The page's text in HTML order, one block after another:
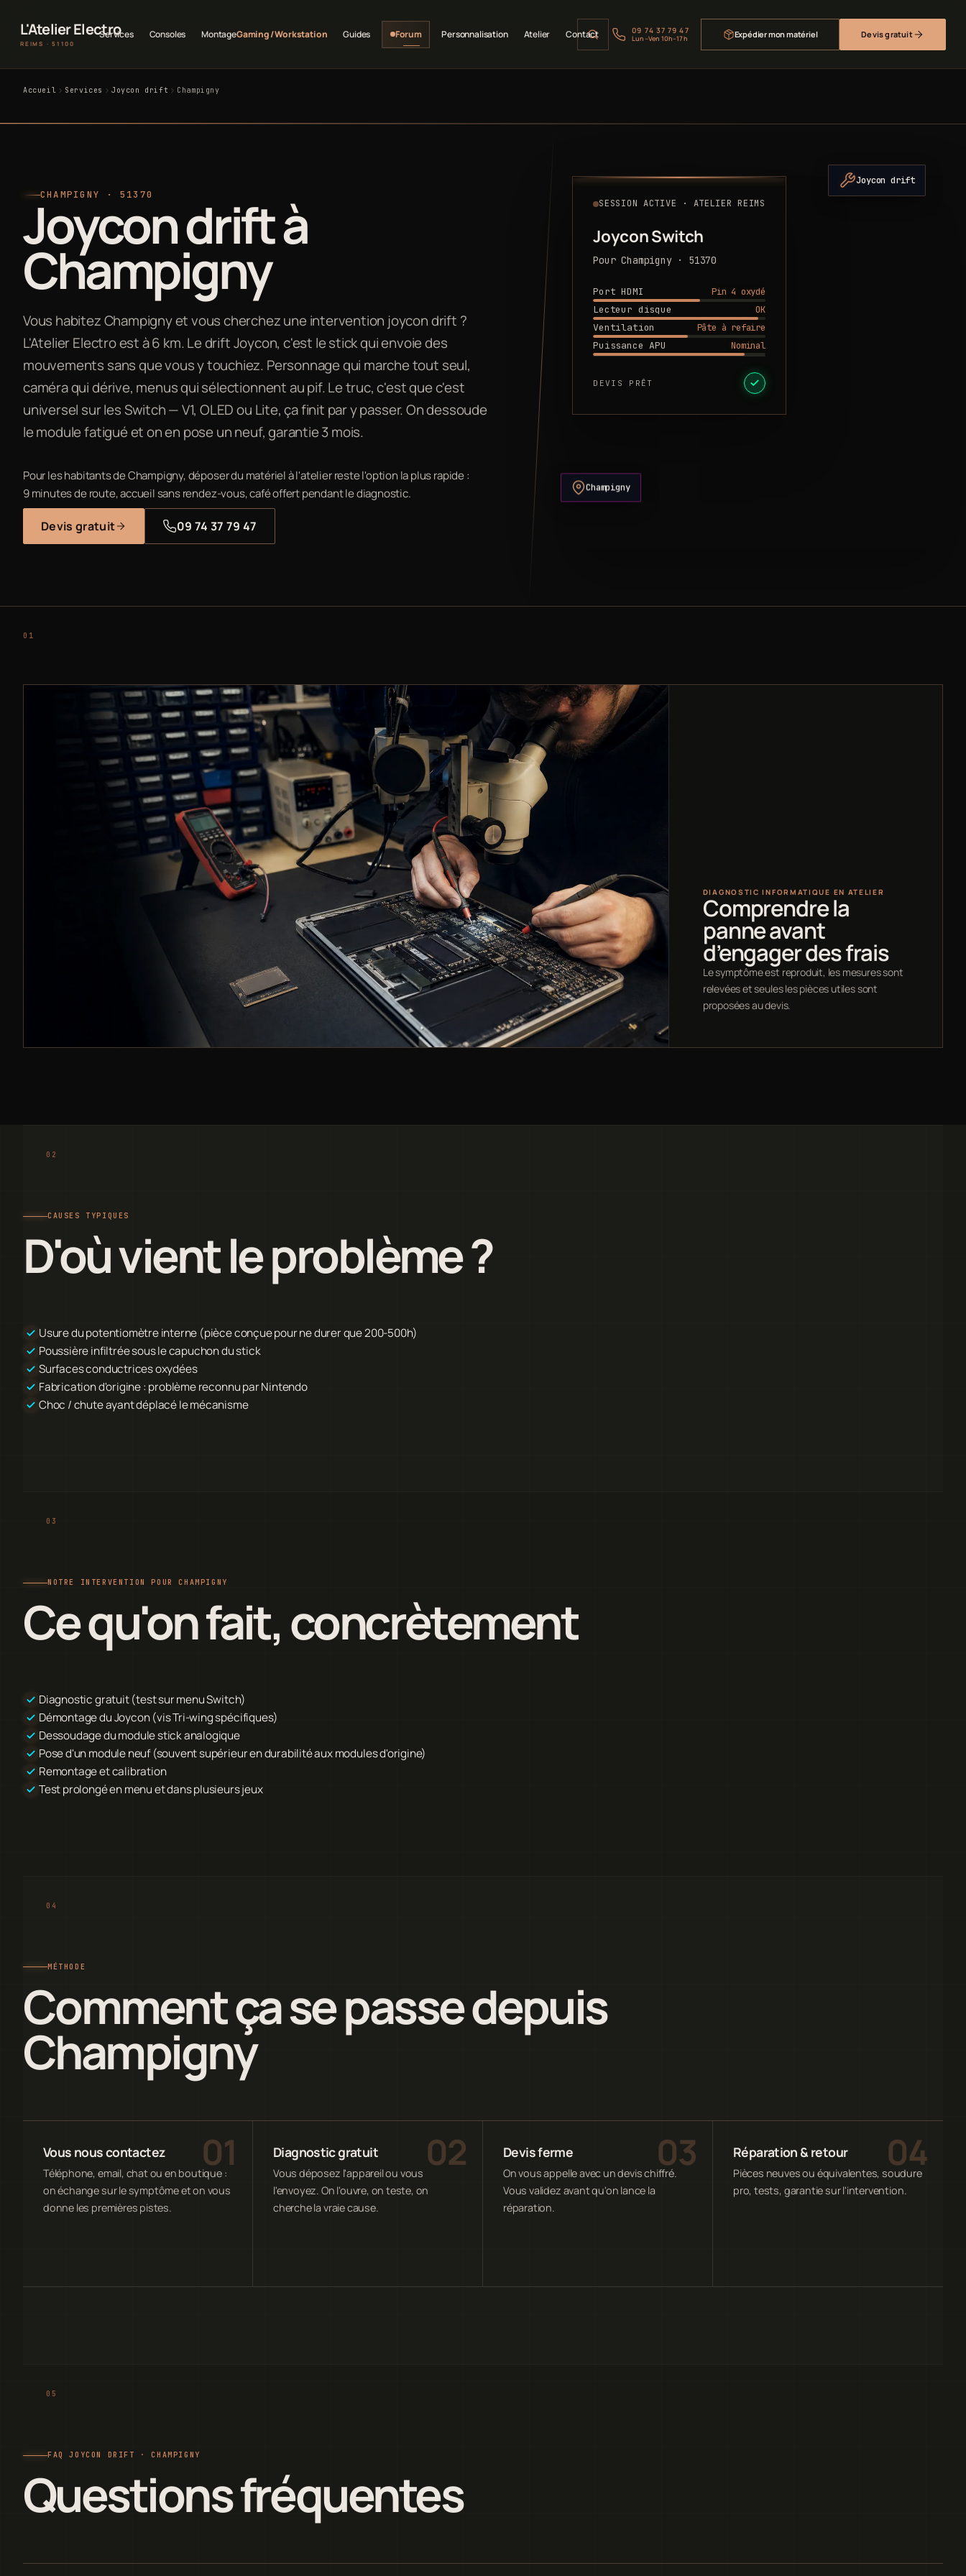
L'Atelier Electro
REIMS · 51100
Services Consoles MontageGaming / Workstation Guides Forum Personnalisation Atelier Contact 09 74 37 79 47
Lun–Ven 10h–17h Expédier mon matériel Devis gratuit
Accueil Services Joycon drift Champigny
CHAMPIGNY · 51370
Joycon drift à
Champigny
Vous habitez Champigny et vous cherchez une intervention joycon drift ?
L'Atelier Electro est à 6 km. Le drift Joycon, c'est le stick qui envoie des
mouvements sans que vous y touchiez. Personnage qui marche tout seul,
caméra qui dérive, menus qui sélectionnent au pif. Le truc, c'est que c'est
universel sur les Switch — V1, OLED ou Lite, ça finit par y passer. On dessoude
le module fatigué et on en pose un neuf, garantie 3 mois.
Pour les habitants de Champigny, déposer du matériel à l'atelier reste l'option la plus rapide :
9 minutes de route, accueil sans rendez-vous, café offert pendant le diagnostic.
Devis gratuit 09 74 37 79 47
SESSION ACTIVE · ATELIER REIMS
Joycon Switch
Pour Champigny · 51370
Port HDMI
Pin 4 oxydé
Lecteur disque
OK
Ventilation
Pâte à refaire
Puissance APU
Nominal
DEVIS PRÊT
Joycon drift
Champigny
DIAGNOSTIC INFORMATIQUE EN ATELIER
Comprendre la
panne avant
d’engager des frais
Le symptôme est reproduit, les mesures sont
relevées et seules les pièces utiles sont
proposées au devis.
CAUSES TYPIQUES
D'où vient le problème ?
Usure du potentiomètre interne (pièce conçue pour ne durer que 200-500h)
Poussière infiltrée sous le capuchon du stick
Surfaces conductrices oxydées
Fabrication d'origine : problème reconnu par Nintendo
Choc / chute ayant déplacé le mécanisme
NOTRE INTERVENTION POUR CHAMPIGNY
Ce qu'on fait, concrètement
Diagnostic gratuit (test sur menu Switch)
Démontage du Joycon (vis Tri-wing spécifiques)
Dessoudage du module stick analogique
Pose d'un module neuf (souvent supérieur en durabilité aux modules d'origine)
Remontage et calibration
Test prolongé en menu et dans plusieurs jeux
MÉTHODE
Comment ça se passe depuis
Champigny
Vous nous contactez
Téléphone, email, chat ou en boutique :
on échange sur le symptôme et on vous
donne les premières pistes.
Diagnostic gratuit
Vous déposez l'appareil ou vous
l'envoyez. On l'ouvre, on teste, on
cherche la vraie cause.
Devis ferme
On vous appelle avec un devis chiffré.
Vous validez avant qu'on lance la
réparation.
Réparation & retour
Pièces neuves ou équivalentes, soudure
pro, tests, garantie sur l'intervention.
FAQ JOYCON DRIFT · CHAMPIGNY
Questions fréquentes